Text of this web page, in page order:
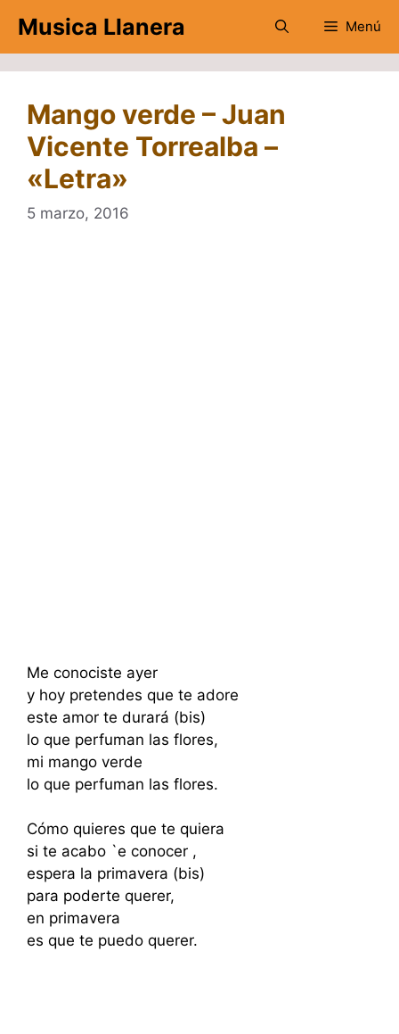
contenido
Musica Llanera Menú
Mango verde – Juan
Vicente Torrealba –
«Letra»
5 marzo, 2016
Me conociste ayer
y hoy pretendes que te adore
este amor te durará (bis)
lo que perfuman las flores,
mi mango verde
lo que perfuman las flores.
Cómo quieres que te quiera
si te acabo `e conocer ,
espera la primavera (bis)
para poderte querer,
en primavera
es que te puedo querer.